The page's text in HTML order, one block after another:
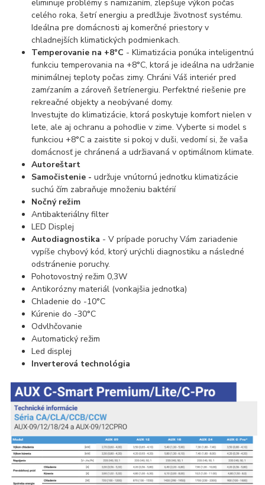
eliminuje problémy s namizaním, zlepšuje výkon počas
celého roka, šetrí energiu a predlžuje životnosť systému.
Ideálna pre domácnosti aj komerčné priestory v
chladnejších klimatických podmienkach.
Temperovanie na +8°C - Klimatizácia ponúka inteligentnú
funkciu temperovania na +8°C, ktorá je ideálna na udržanie
minimálnej teploty počas zimy. Chráni Váš interiér pred
zamŕzaním a zároveň šetríenergiu. Perfektné riešenie pre
rekreačné objekty a neobývané domy.
Investujte do klimatizácie, ktorá poskytuje komfort nielen v
lete, ale aj ochranu a pohodlie v zime. Vyberte si model s
funkciou +8°C a zaistite si pokoj v duši, vedomí si, že vaša
domácnosť je chránená a udržiavaná v optimálnom klimate.
Autoreštart
Samočistenie -udržuje vnútornú jednotku klimatizácie
suchú čím zabraňuje množeniu baktérií
Nočný režim
Antibakteriálny filter
LED Displej
Autodiagnostika - V prípade poruchy Vám zariadenie
vypíše chybový kód, ktorý urýchli diagnostiku a následné
odstránenie poruchy.
Pohotovostný režim 0,3W
Antikorózny materiál (vonkajšia jednotka)
Chladenie do -10°C
Kúrenie do -30°C
Odvlhčovanie
Automatický režim
Led displej
Inverterová technológia